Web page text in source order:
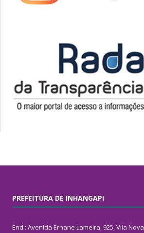
PREFEITURA DE INHANGAPI
End.: Avenida Ernane Lameira, 925, Vila Nova